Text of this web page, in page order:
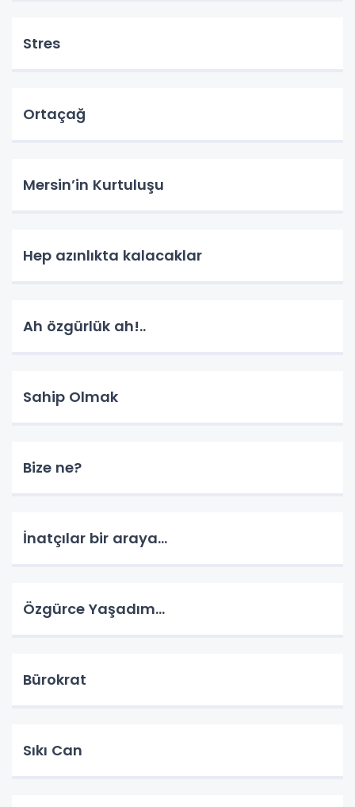
Stres
Ortaçağ
Mersin’in Kurtuluşu
Hep azınlıkta kalacaklar
Ah özgürlük ah!..
Sahip Olmak
Bize ne?
İnatçılar bir araya…
Özgürce Yaşadım…
Bürokrat
Sıkı Can